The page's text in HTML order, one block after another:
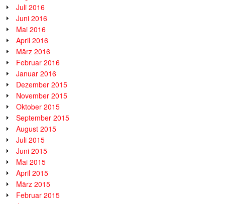
Juli 2016
Juni 2016
Mai 2016
April 2016
März 2016
Februar 2016
Januar 2016
Dezember 2015
November 2015
Oktober 2015
September 2015
August 2015
Juli 2015
Juni 2015
Mai 2015
April 2015
März 2015
Februar 2015